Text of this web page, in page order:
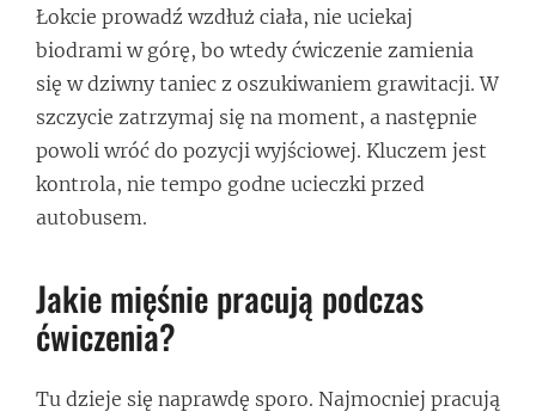
Łokcie prowadź wzdłuż ciała, nie uciekaj
biodrami w górę, bo wtedy ćwiczenie zamienia
się w dziwny taniec z oszukiwaniem grawitacji. W
szczycie zatrzymaj się na moment, a następnie
powoli wróć do pozycji wyjściowej. Kluczem jest
kontrola, nie tempo godne ucieczki przed
autobusem.
Jakie mięśnie pracują podczas
ćwiczenia?
Tu dzieje się naprawdę sporo. Najmocniej pracują